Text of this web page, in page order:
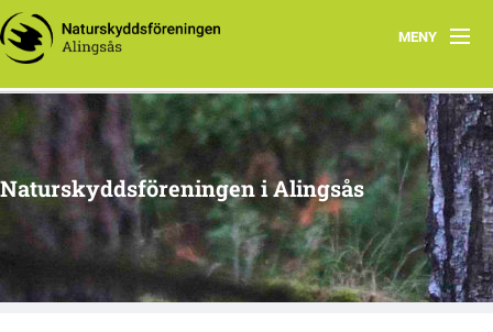
MENY
Aktuellt
Program 2026
Grupper
Samarbetsprojekt
Om oss
Naturskyddsföreningen i Alingsås